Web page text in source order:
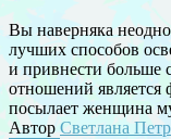
Вы наверняка
лучших способов
и привнести больше
отношений
посылает женщина
Автор Светлана